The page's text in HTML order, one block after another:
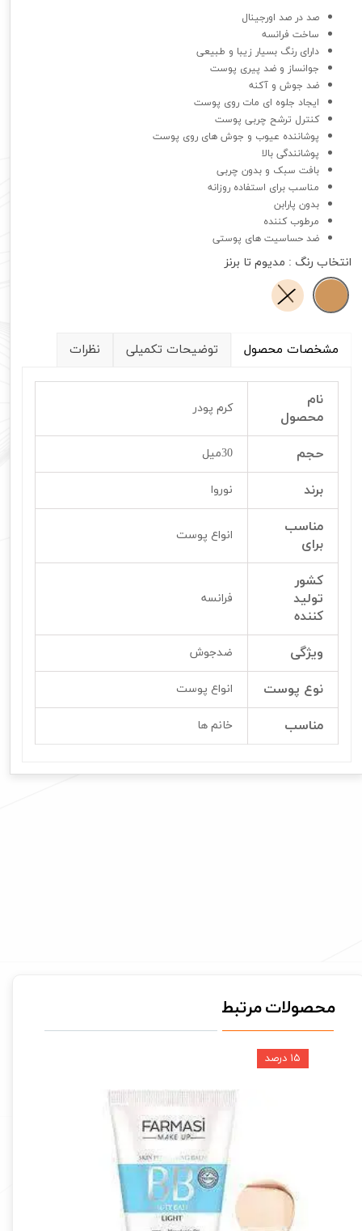
صد در صد اورجینال
ساخت فرانسه
دارای رنگ بسیار زیبا و طبیعی
جوانساز و ضد پیری پوست
ضد جوش و آکنه
ایجاد جلوه ای مات روی پوست
کنترل ترشح چربی پوست
پوشاننده عیوب و جوش های روی پوست
پوشانندگی بالا
بافت سبک و بدون چربی
مناسب برای استفاده روزانه
بدون پارابن
مرطوب کننده
ضد حساسیت های پوستی
انتخاب رنگ : مدیوم تا برنز
مشخصات محصول توضیحات تکمیلی نظرات
نام
محصول
کرم پودر
حجم 30میل
برند نوروا
مناسب
برای
انواع پوست
کشور
تولید
کننده
فرانسه
ویژگی ضدجوش
نوع پوست انواع پوست
مناسب خانم ها
محصولات مرتبط
۱۵ درصد